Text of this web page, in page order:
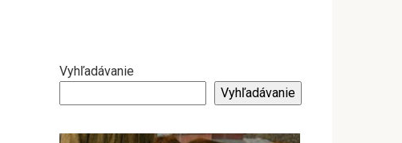
Vyhľadávanie
Vyhľadávanie